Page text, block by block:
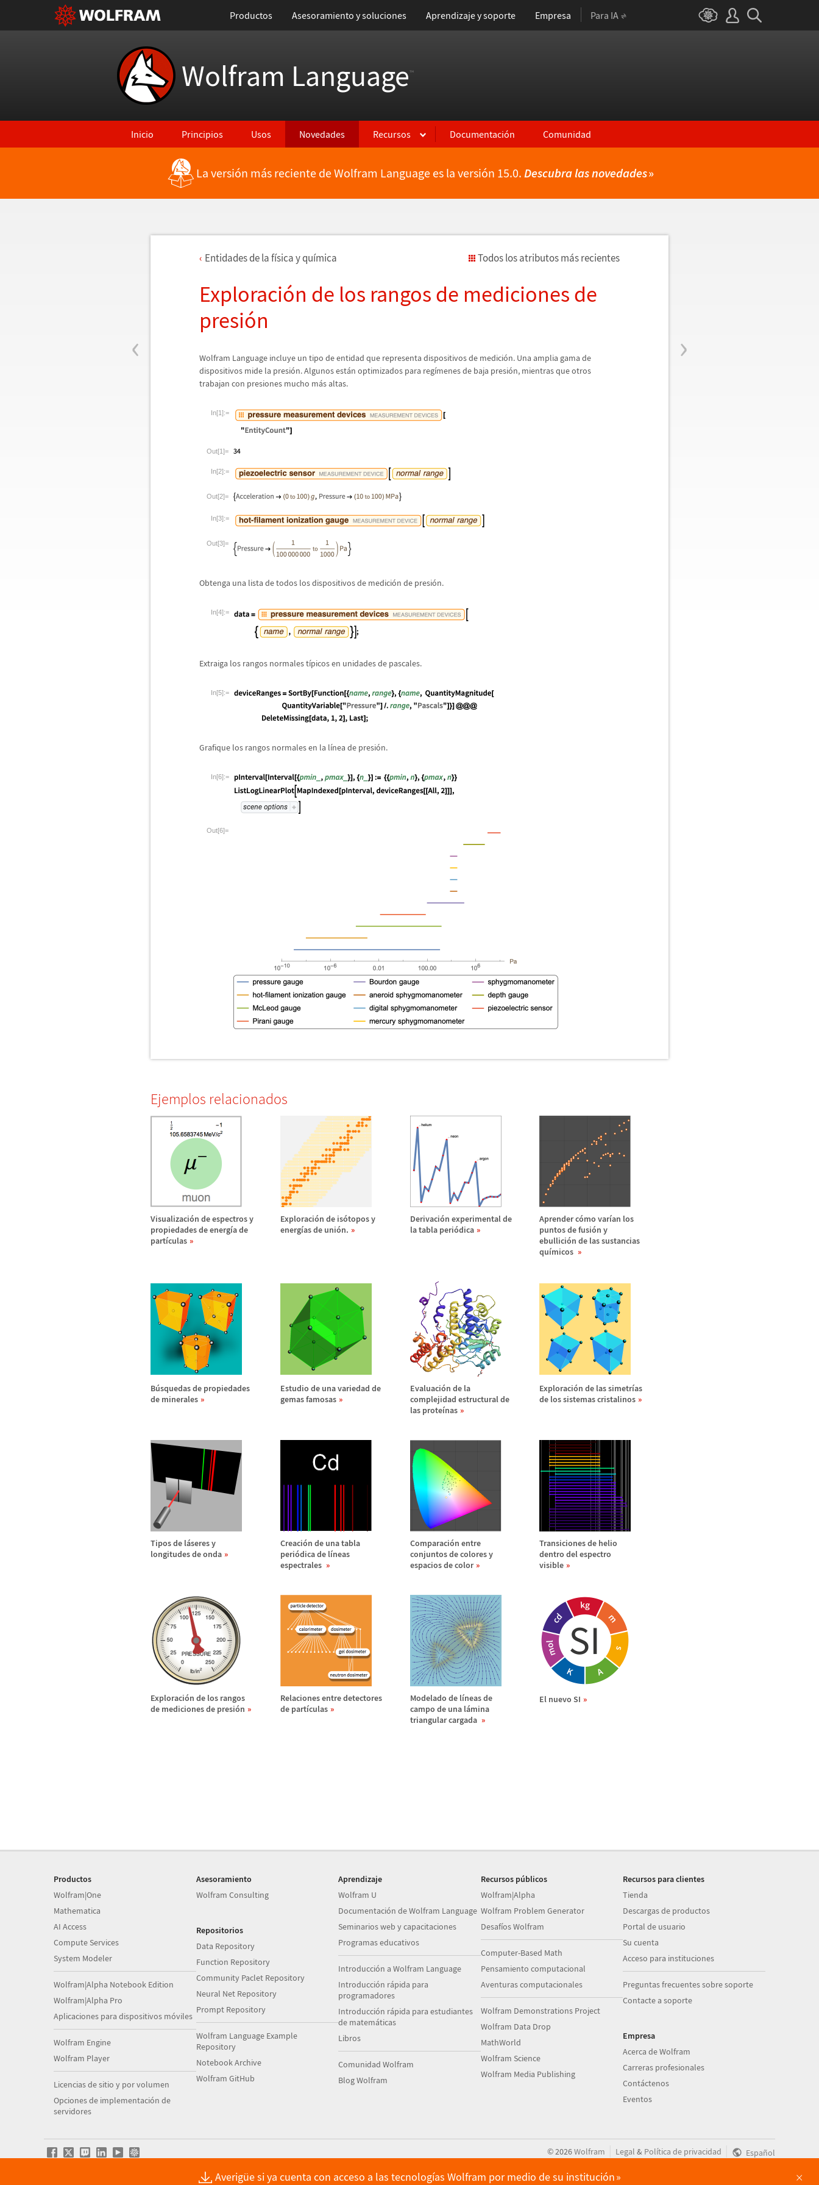
Productos Asesoramiento y soluciones Aprendizaje y soporte Empresa Para IA
Wolfram Language™
Inicio Principios Usos Novedades Recursos Documentación Comunidad
La versión más reciente de Wolfram Language es la versión 15.0. Descubra las novedades»
‹ ›
Entidades de la física y química Todos los atributos más recientes
Exploración de los rangos de mediciones de
presión
Wolfram Language incluye un tipo de entidad que representa dispositivos de medición. Una amplia gama de
dispositivos mide la presión. Algunos están optimizados para regímenes de baja presión, mientras que otros
trabajan con presiones mucho más altas.
In[1]:=
Out[1]=
In[2]:=
Out[2]=
In[3]:=
Out[3]=
Obtenga una lista de todos los dispositivos de medición de presión.
In[4]:=
Extraiga los rangos normales típicos en unidades de pascales.
In[5]:=
Grafique los rangos normales en la línea de presión.
In[6]:=
Out[6]=
Ejemplos relacionados
Visualización de espectros y
propiedades de energía de
partículas
Exploración de isótopos y
energías de unión.
Derivación experimental de
la tabla periódica
Aprender cómo varían los
puntos de fusión y
ebullición de las sustancias
químicos
Búsquedas de propiedades
de minerales
Estudio de una variedad de
gemas famosas
Evaluación de la
complejidad estructural de
las proteínas
Exploración de las simetrías
de los sistemas cristalinos
Tipos de láseres y
longitudes de onda
Creación de una tabla
periódica de líneas
espectrales
Comparación entre
conjuntos de colores y
espacios de color
Transiciones de helio
dentro del espectro
visible
Exploración de los rangos
de mediciones de presión
Relaciones entre detectores
de partículas
Modelado de líneas de
campo de una lámina
triangular cargada
El nuevo SI
Productos
Wolfram|One
Mathematica
AI Access
Compute Services
System Modeler
Wolfram|Alpha Notebook Edition
Wolfram|Alpha Pro
Aplicaciones para dispositivos móviles
Wolfram Engine
Wolfram Player
Licencias de sitio y por volumen
Opciones de implementación de
servidores
Asesoramiento
Wolfram Consulting
Repositorios
Data Repository
Function Repository
Community Paclet Repository
Neural Net Repository
Prompt Repository
Wolfram Language Example
Repository
Notebook Archive
Wolfram GitHub
Aprendizaje
Wolfram U
Documentación de Wolfram Language
Seminarios web y capacitaciones
Programas educativos
Introducción a Wolfram Language
Introducción rápida para
programadores
Introducción rápida para estudiantes
de matemáticas
Libros
Comunidad Wolfram
Blog Wolfram
Recursos públicos
Wolfram|Alpha
Wolfram Problem Generator
Desafíos Wolfram
Computer-Based Math
Pensamiento computacional
Aventuras computacionales
Wolfram Demonstrations Project
Wolfram Data Drop
MathWorld
Wolfram Science
Wolfram Media Publishing
Recursos para clientes
Tienda
Descargas de productos
Portal de usuario
Su cuenta
Acceso para instituciones
Preguntas frecuentes sobre soporte
Contacte a soporte
Empresa
Acerca de Wolfram
Carreras profesionales
Contáctenos
Eventos
©2026Wolfram Legal & Política de privacidad Español
Averigüe si ya cuenta con acceso a las tecnologías Wolfram por medio de su institución ×